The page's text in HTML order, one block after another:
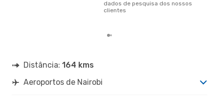
dados de pesquisa dos nossos
clientes
Distância: 164 kms
Aeroportos de Nairobi